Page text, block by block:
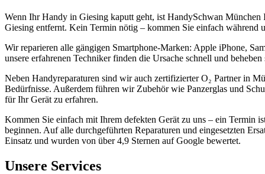
Wenn Ihr Handy in Giesing kaputt geht, ist HandySchwan
Giesing entfernt. Kein Termin nötig – kommen Sie einfach während
Wir reparieren alle gängigen Smartphone-Marken: Apple iPhone,
unsere erfahrenen Techniker finden die Ursache schnell und
Neben Handyreparaturen sind wir auch zertifizierter O₂ Partner in
Bedürfnisse. Außerdem führen wir Zubehör wie Panzerglas und
für Ihr Gerät zu erfahren.
Kommen Sie einfach mit Ihrem defekten Gerät zu uns – ein Termin
beginnen. Auf alle durchgeführten Reparaturen und eingesetzten
Einsatz und wurden von über 4,9 Sternen auf Google bewertet.
Unsere Services